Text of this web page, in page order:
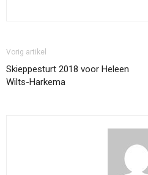
Vorig artikel
Skieppesturt 2018 voor Heleen
Wilts-Harkema